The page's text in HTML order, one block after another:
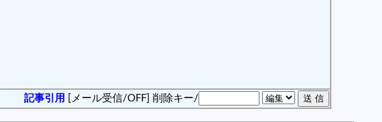
記事引用 [メール受信/OFF] 削除キー/